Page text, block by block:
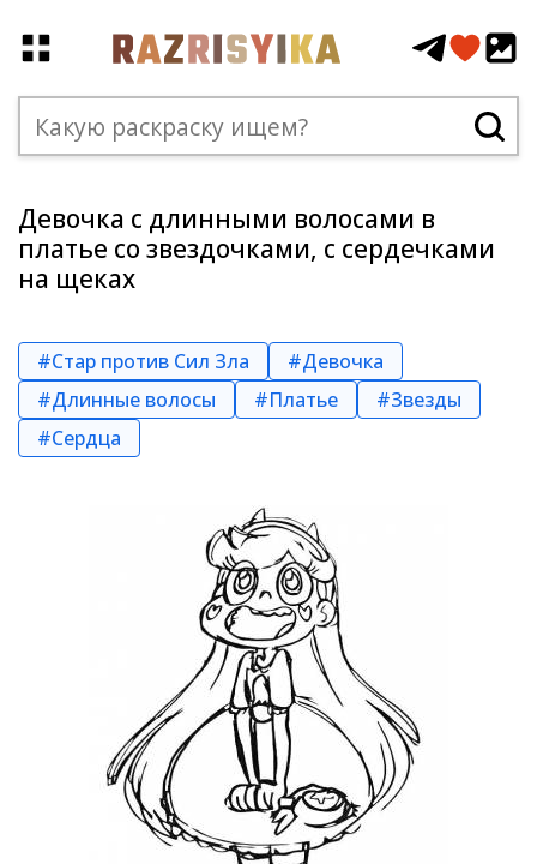
Девочка с длинными волосами в
платье со звездочками, с сердечками
на щеках
#Стар против Сил Зла
#Девочка
#Длинные волосы
#Платье
#Звезды
#Сердца